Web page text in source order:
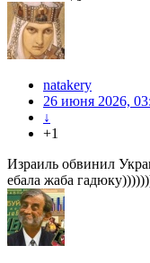
natakery
26 июня 2026,
↓
+1
Израиль обвинил
ебала жаба